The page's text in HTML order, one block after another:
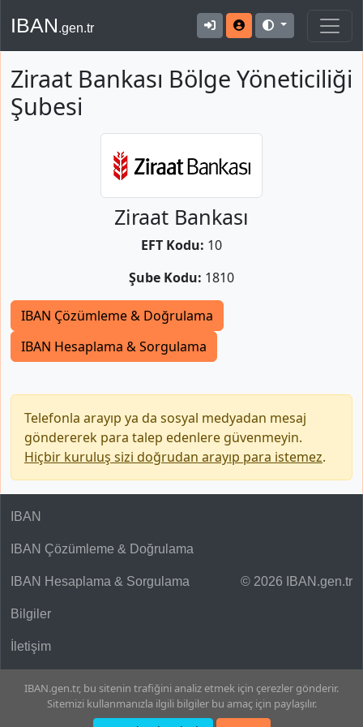
IBAN.gen.tr
Ziraat Bankası Bölge Yöneticiliği
Şubesi
Ziraat Bankası
EFT Kodu: 10
Şube Kodu: 1810
IBAN Çözümleme & Doğrulama
IBAN Hesaplama & Sorgulama
Telefonla arayıp ya da sosyal medyadan mesaj
göndererek para talep edenlere güvenmeyin.
Hiçbir kuruluş sizi doğrudan arayıp para istemez.
© 2026 IBAN.gen.tr
IBAN
IBAN Çözümleme & Doğrulama
IBAN Hesaplama & Sorgulama
Bilgiler
İletişim
IBAN.gen.tr, bu sitenin trafiğini analiz etmek için çerezler gönderir.
Sitemizi kullanmanızla ilgili bilgiler bu amaç için paylaşılır.